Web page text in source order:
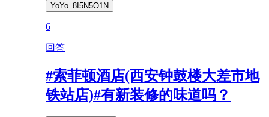
YoYo_8I5N5O1N
6
回答
#索菲顿酒店(西安钟鼓楼大差市地
铁站店)#有新装修的味道吗？